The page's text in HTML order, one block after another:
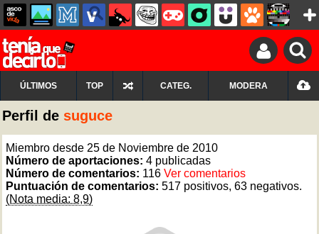
ÚLTIMOS TOP CATEG. MODERA
Perfil de suguce
Miembro desde 25 de Noviembre de 2010
Número de aportaciones: 4 publicadas
Número de comentarios: 116 Ver comentarios
Puntuación de comentarios: 517 positivos, 63 negativos.
(Nota media: 8,9)